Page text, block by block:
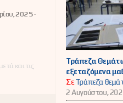
των
2025 -
και τις
Τράπεζα
εξεταζόμενα
ΣεΤράπεζα
2 Αυγούστου,